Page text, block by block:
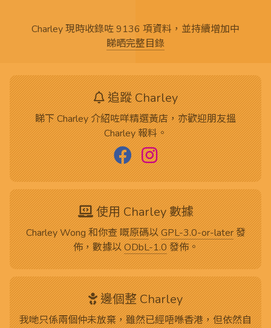
Charley 現時收錄咗 9136 項資料，並持續增加中
睇晒完整目錄
追蹤 Charley
睇下 Charley 介紹咗咩精選黃店，亦歡迎朋友搵
Charley 報料。
使用 Charley 數據
Charley Wong 和你查 嘅原碼以GPL-3.0-or-later發
佈，數據以ODbL-1.0發佈。
邊個整 Charley
我哋只係兩個仲未放棄，雖然已經唔喺香港，但依然自